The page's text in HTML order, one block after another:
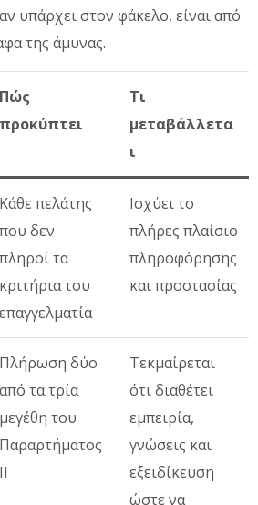
υπάρχει στον φάκελο, είναι από
της άμυνας.
Πώς
προκύπτει
Τι
μεταβάλλετα
ι
Κάθε πελάτης
που δεν
πληροί τα
κριτήρια του
επαγγελματία
Ισχύει το
πλήρες πλαίσιο
πληροφόρησης
και προστασίας
Πλήρωση δύο
από τα τρία
μεγέθη του
Παραρτήματος
ΙΙ
Τεκμαίρεται
ότι διαθέτει
εμπειρία,
γνώσεις και
εξειδίκευση
ώστε να